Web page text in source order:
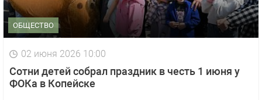
ОБЩЕСТВО
02 июня 2026 10:00
Сотни детей собрал праздник в честь 1 июня у
ФОКа в Копейске